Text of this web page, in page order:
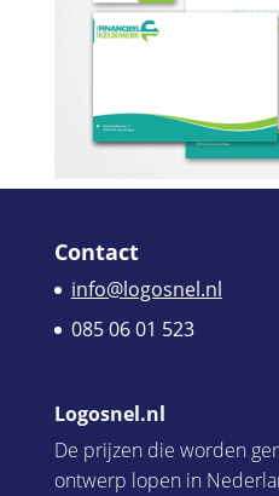
Contact
info@logosnel.nl
085 06 01 523
Logosnel.nl
De prijzen die worden
ontwerp lopen in